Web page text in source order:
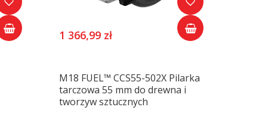
1 366,99 zł
M18 FUEL™ CCS55-502X Pilarka
tarczowa 55 mm do drewna i
tworzyw sztucznych